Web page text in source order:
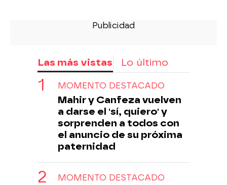
Las más vistas Lo último
MOMENTO DESTACADO
Mahir y Canfeza vuelven
a darse el 'sí, quiero' y
sorprenden a todos con
el anuncio de su próxima
paternidad
MOMENTO DESTACADO